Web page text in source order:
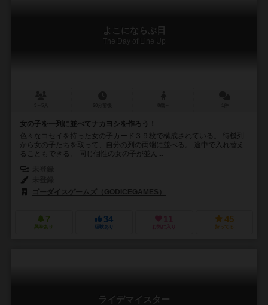
よこにならぶ日
The Day of Line Up
女の子を一列に並べてナカヨシを作ろう！
色々なコセイを持った女の子カード３９枚で構成されている。 待機列
から女の子たちを取って、自分の列の両端に並べる。 途中で入れ替え
ることもできる。 同じ個性の女の子が並ん...
ゴーダイスゲームズ（GODICEGAMES）
7
興味あり
34
経験あり
11
お気に入り
45
持ってる
ライデマイスター